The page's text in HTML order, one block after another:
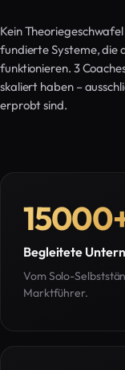
Kein
fundierte Systeme, die
funktionieren. 3
skaliert haben –
erprobt sind.
15000
Begleitete
Vom Solo-
Marktführer.